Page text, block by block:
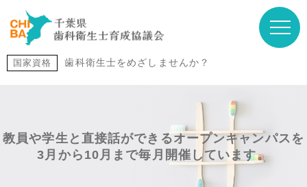
国家資格 歯科衛生士をめざしませんか？
教員や学生と直接話ができるオープンキャンパスを
3月から10月まで毎月開催しています。